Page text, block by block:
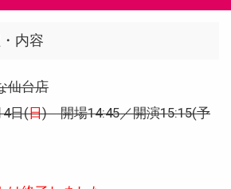
内容
仙台店
4日(日) 開場14:45／開演15:15(予